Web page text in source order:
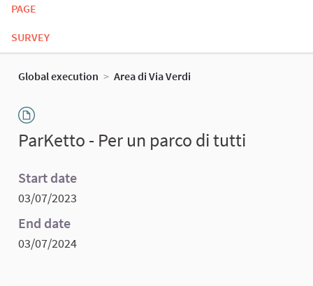
PAGE
SURVEY
Global execution > Area di Via Verdi
ParKetto - Per un parco di tutti
Start date
03/07/2023
End date
03/07/2024